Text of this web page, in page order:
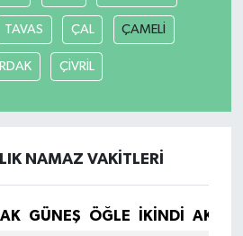
TAVAS ÇAL ÇAMELİ
ÇİVRİL
NAMAZ VAKITLERI
GÜNEŞ ÖĞLE İKINDI